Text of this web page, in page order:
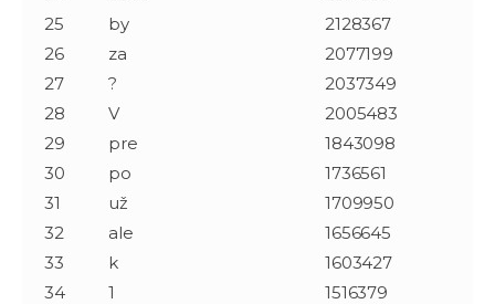
25
by
2128367
26
za
2077199
27
?
2037349
28
V
2005483
29
pre
1843098
30
po
1736561
31
už
1709950
32
ale
1656645
33
k
1603427
34
1
1516379